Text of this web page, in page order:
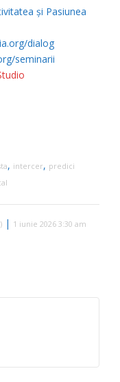
și Pasiunea
dialog
seminarii
, intercer, predici
| 1 iunie 2026 3:30 am